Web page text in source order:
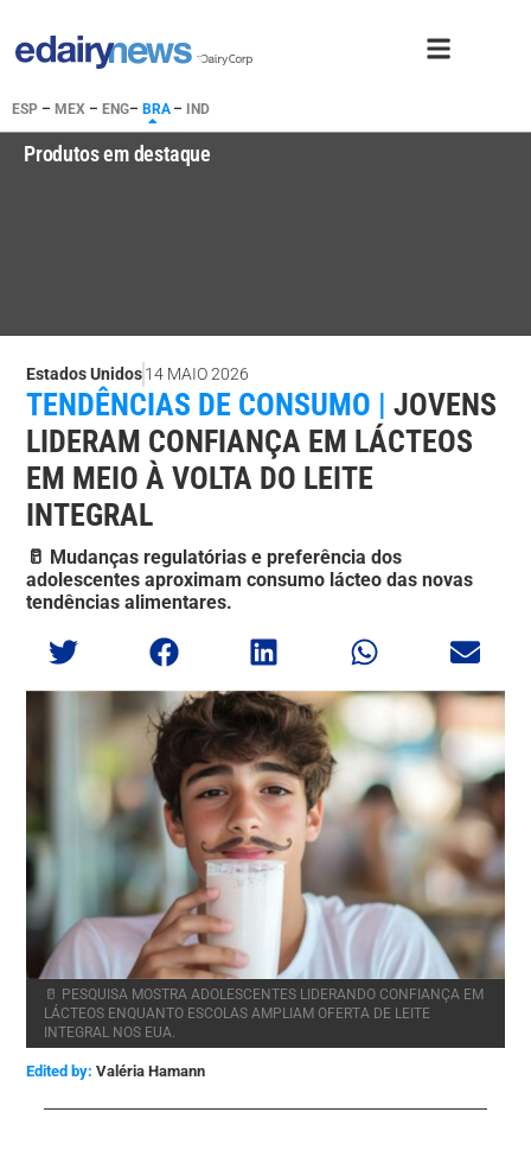
ESP – MEX – ENG– BRA– IND
Produtos em destaque
Estados Unidos14 MAIO 2026
TENDÊNCIAS DE CONSUMO | JOVENS
LIDERAM CONFIANÇA EM LÁCTEOS
EM MEIO À VOLTA DO LEITE
INTEGRAL
🥛 Mudanças regulatórias e preferência dos
adolescentes aproximam consumo lácteo das novas
tendências alimentares.
🥛 PESQUISA MOSTRA ADOLESCENTES LIDERANDO CONFIANÇA EM
LÁCTEOS ENQUANTO ESCOLAS AMPLIAM OFERTA DE LEITE
INTEGRAL NOS EUA.
Edited by: Valéria Hamann